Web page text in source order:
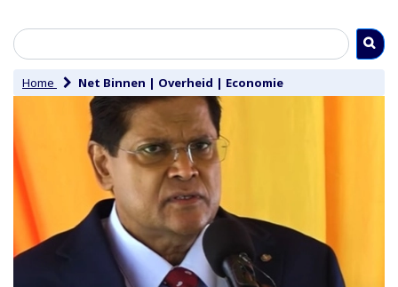
Home Net Binnen | Overheid | Economie